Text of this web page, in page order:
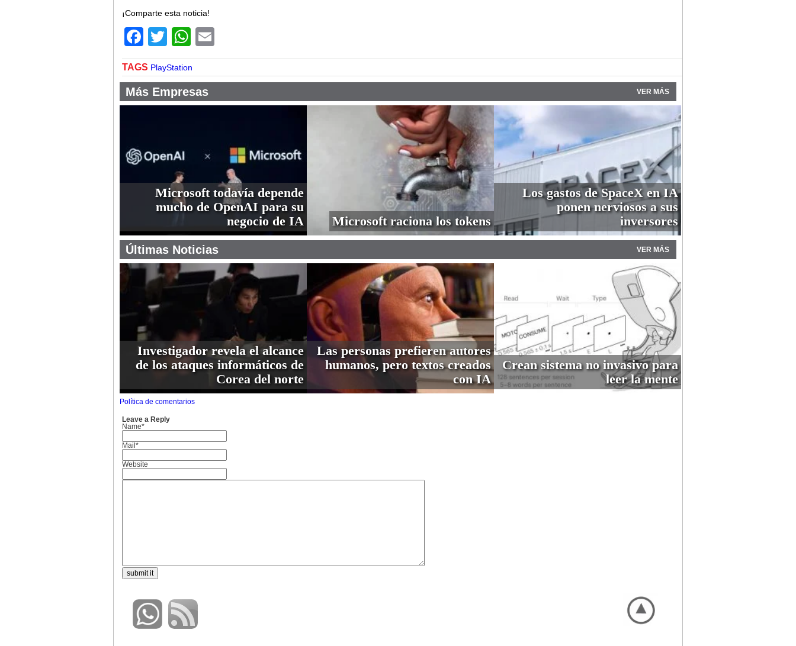
¡Comparte esta noticia!
Facebook
TwitterWhatsApp
TAGS PlayStation
Más Empresas VER MÁS
Microsoft todavía depende
mucho de OpenAI para su
negocio de IA
Microsoft raciona los tokens
Los gastos de SpaceX en IA
ponen nerviosos a sus
inversores
Últimas Noticias VER MÁS
Investigador revela el alcance
de los ataques informáticos de
Corea del norte
Las personas prefieren autores
humanos, pero textos creados
con IA
Crean sistema no invasivo para
leer la mente
Política de comentarios
Leave a Reply
Name*
Mail*
Website